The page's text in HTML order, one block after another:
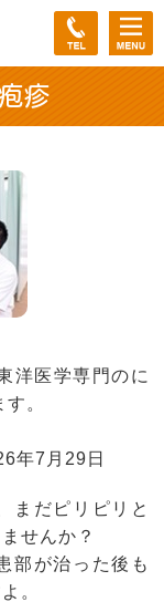
疹
洋医学専門のに
。
年7月29日
まだピリピリと
せんか？
部が治った後も
。